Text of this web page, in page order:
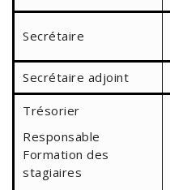
Secrétaire
Secrétaire adjoint
Trésorier
Responsable
Formation des
stagiaires